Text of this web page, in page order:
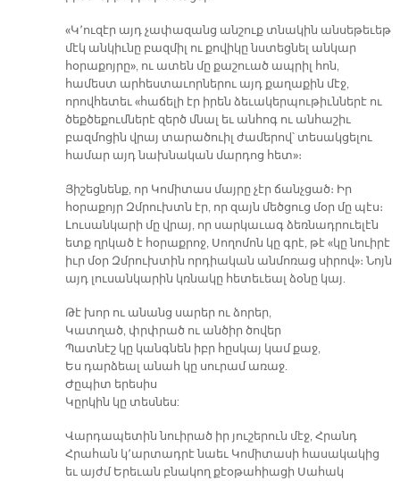
«Կ՚ուզէր այդ չափազանց անշուք տնակին անսեթեւեթ
մէկ անկիւնը բազմիլ ու քովիկը նստեցնել անկար
հօրաքոյրը», ու ատեն մը քաշուած ապրիլ հոն,
համեստ արհեստաւորներու այդ քաղաքին մէջ,
որովհետեւ «հաճելի էր իրեն ձեւակերպութիւններէ ու
ծեքծեքումներէ զերծ մնալ եւ անհոգ ու անհաշիւ
բազմոցին վրայ տարածուիլ ժամերով՝ տեսակցելու
համար այդ նախնական մարդոց հետ»։
Յիշեցնենք, որ Կոմիտաս մայրը չէր ճանչցած։ Իր
հօրաքոյր Զմրուխտն էր, որ զայն մեծցուց մօր մը պէս։
Լուսանկարի մը վրայ, որ սարկաւագ ձեռնադրուելէն
ետք ղրկած է հօրաքրոջ, Սողոմոն կը գրէ, թէ «կը նուիրէ
իւր մօր Զմրուխտին որդիական անմոռաց սիրով»։ Նոյն
այդ լուսանկարին կռնակը հետեւեալ ձօնը կայ.
Թէ խոր ու անանց սարեր ու ձորեր,
Կատղած, փրփրած ու անծիր ծովեր
Պատնէշ կը կանգնեն իբր հըսկայ կամ քաջ,
Ես դարձեալ անահ կը սուրամ առաջ.
Ժըպիտ երեսիս
Կըրկին կը տեսնես:
Վարդապետին նուիրած իր յուշերուն մէջ, Հրանդ
Հրահան կ՚արտադրէ նաեւ Կոմիտասի հասակակից
եւ այժմ Երեւան բնակող քէօթահիացի Սահակ